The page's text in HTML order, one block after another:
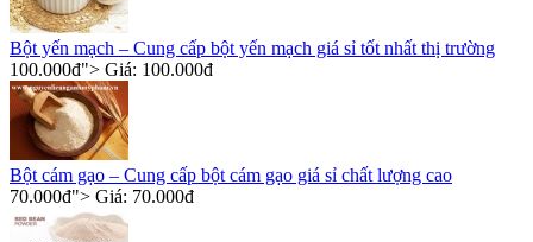
Bột yến mạch – Cung cấp bột yến mạch giá sỉ tốt nhất thị trường
100.000đ"> Giá: 100.000đ
Bột cám gạo – Cung cấp bột cám gạo giá sỉ chất lượng cao
70.000đ"> Giá: 70.000đ